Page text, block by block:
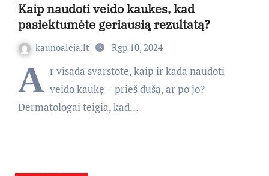
Kaip naudoti veido kaukes, kad
pasiektumėte geriausią rezultatą?
kaunoaleja.lt Rgp 10, 2024
A r visada svarstote, kaip ir kada naudoti
veido kaukę – prieš dušą, ar po jo?
Dermatologai teigia, kad…